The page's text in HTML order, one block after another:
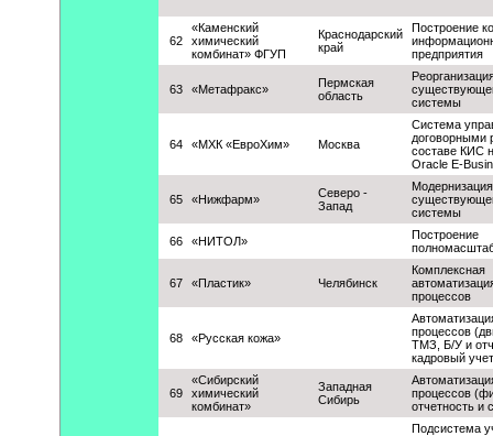
62
«Каменский
химический
комбинат» ФГУП
Краснодарский
край
Построение
предприятия
63 «Метафракс»
Пермская
область
системы
64 «МХК «ЕвроХим» Москва
Система
договорными
составе КИС
Oracle E-
65 «Нижфарм»
Северо -
Запад
Модернизация
системы
66 «НИТОЛ»
Построение
67 «Пластик» Челябинск
Комплексная
процессов
68 «Русская кожа»
процессов
ТМЗ, Б/У и
кадровый
69
«Сибирский
химический
комбинат»
Западная
Сибирь
процессов
отчетность и
Подсистема